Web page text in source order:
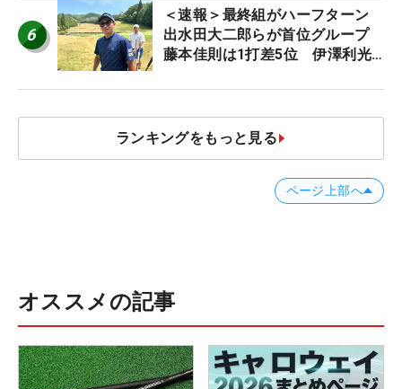
6
＜速報＞最終組がハーフターン
出水田大二郎らが首位グループ
藤本佳則は1打差5位 伊澤利光
JOYX OPEN】
ランキングをもっと見る
ページ上部へ
オススメの記事